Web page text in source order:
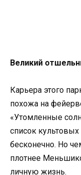
Великий
Карьера этого
похожа на
«Утомленные
список
бесконечно. Но
плотнее
личную жизнь.